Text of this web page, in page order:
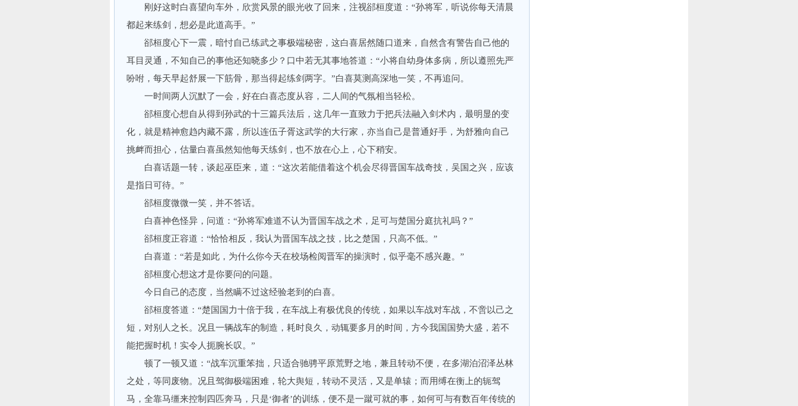
刚好这时白喜望向车外，欣赏风景的眼光收了回来，注视郤桓度道：“孙将军，听说你每天清晨
都起来练剑，想必是此道高手。”
郤桓度心下一震，暗忖自己练武之事极端秘密，这白喜居然随口道来，自然含有警告自己他的
耳目灵通，不知自己的事他还知晓多少？口中若无其事地答道：“小将自幼身体多病，所以遵照先严
吩咐，每天早起舒展一下筋骨，那当得起练剑两字。”白喜莫测高深地一笑，不再追问。
一时间两人沉默了一会，好在白喜态度从容，二人间的气氛相当轻松。
郤桓度心想自从得到孙武的十三篇兵法后，这几年一直致力于把兵法融入剑术内，最明显的变
化，就是精神愈趋内藏不露，所以连伍子胥这武学的大行家，亦当自己是普通好手，为舒雅向自己
挑衅而担心，估量白喜虽然知他每天练剑，也不放在心上，心下稍安。
白喜话题一转，谈起巫臣来，道：“这次若能借着这个机会尽得晋国车战奇技，吴国之兴，应该
是指日可待。”
郤桓度微微一笑，并不答话。
白喜神色怪异，问道：“孙将军难道不认为晋国车战之术，足可与楚国分庭抗礼吗？”
郤桓度正容道：“恰恰相反，我认为晋国车战之技，比之楚国，只高不低。”
白喜道：“若是如此，为什么你今天在校场检阅晋军的操演时，似乎毫不感兴趣。”
郤桓度心想这才是你要问的问题。
今日自己的态度，当然瞒不过这经验老到的白喜。
郤桓度答道：“楚国国力十倍于我，在车战上有极优良的传统，如果以车战对车战，不啻以己之
短，对别人之长。况且一辆战车的制造，耗时良久，动辄要多月的时间，方今我国国势大盛，若不
能把握时机！实令人扼腕长叹。”
顿了一顿又道：“战车沉重笨拙，只适合驰骋平原荒野之地，兼且转动不便，在多湖泊沼泽丛林
之处，等同废物。况且驾御极端困难，轮大舆短，转动不灵活，又是单辕；而用缚在衡上的轭驾
马，全靠马缰来控制四匹奔马，只是‘御者’的训练，便不是一蹴可就的事，如何可与有数百年传统的